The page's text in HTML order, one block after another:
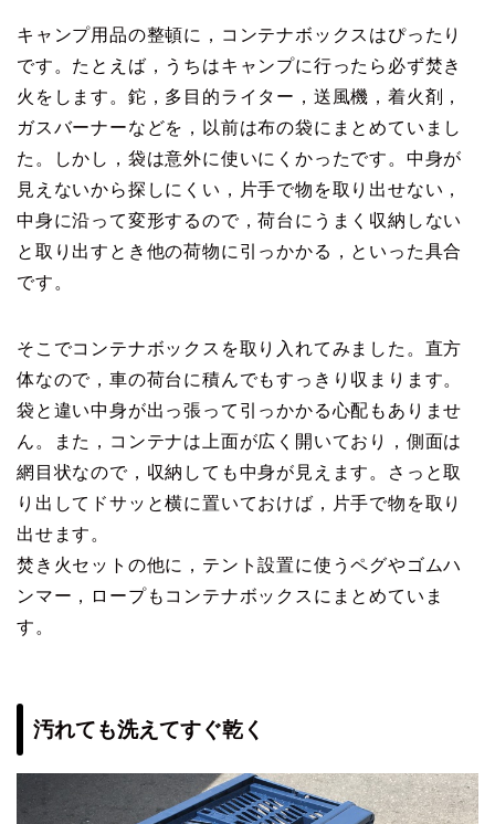
キャンプ用品の整頓に，コンテナボックスはぴったり
です。たとえば，うちはキャンプに行ったら必ず焚き
火をします。鉈，多目的ライター，送風機，着火剤，
ガスバーナーなどを，以前は布の袋にまとめていまし
た。しかし，袋は意外に使いにくかったです。中身が
見えないから探しにくい，片手で物を取り出せない，
中身に沿って変形するので，荷台にうまく収納しない
と取り出すとき他の荷物に引っかかる，といった具合
です。
そこでコンテナボックスを取り入れてみました。直方
体なので，車の荷台に積んでもすっきり収まります。
袋と違い中身が出っ張って引っかかる心配もありませ
ん。また，コンテナは上面が広く開いており，側面は
網目状なので，収納しても中身が見えます。さっと取
り出してドサッと横に置いておけば，片手で物を取り
出せます。
焚き火セットの他に，テント設置に使うペグやゴムハ
ンマー，ロープもコンテナボックスにまとめていま
す。
汚れても洗えてすぐ乾く